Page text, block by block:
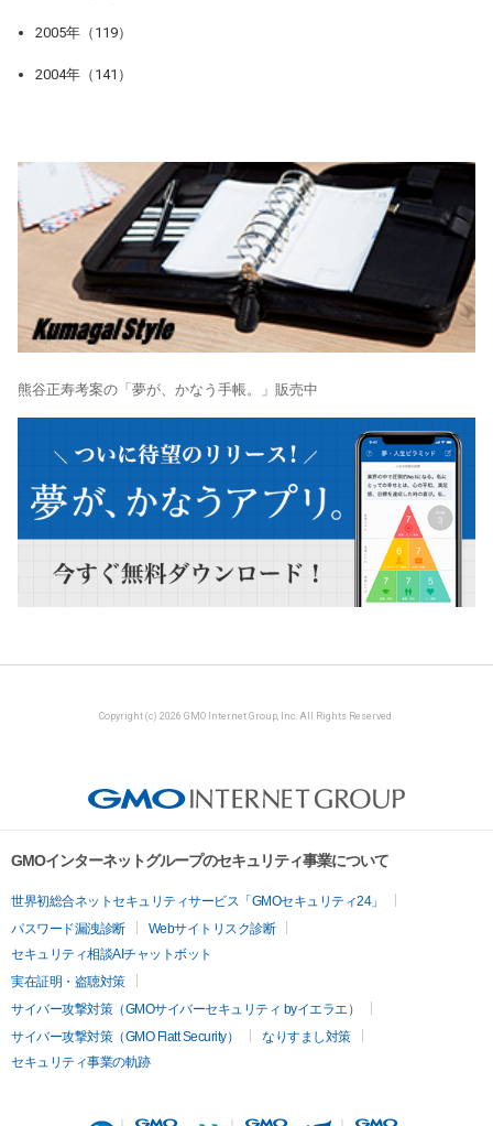
2005年（119）
2004年（141）
熊谷正寿考案の「夢が、かなう手帳。」販売中
Copyright (c) 2026 GMO Internet Group, Inc. All Rights Reserved.
GMOインターネットグループのセキュリティ事業について
世界初総合ネットセキュリティサービス「GMOセキュリティ24」
パスワード漏洩診断
Webサイトリスク診断
セキュリティ相談AIチャットボット
実在証明・盗聴対策
サイバー攻撃対策（GMOサイバーセキュリティ byイエラエ）
サイバー攻撃対策（GMO Flatt Security）
なりすまし対策
セキュリティ事業の軌跡